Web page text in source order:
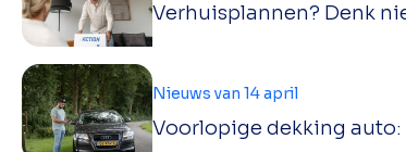
Verhuisplannen? Denk
Voorlopige dekking
Nieuws van 14 april